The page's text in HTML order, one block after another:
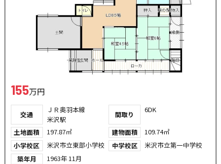
155万円
交通
ＪＲ奥羽本線
米沢駅
間取り
6DK
土地面積 197.87㎡ 建物面積
109.74㎡
小学校区
米沢市立東部小学校 中学校区
米沢市立第一中学校
築年月
1963年 11月